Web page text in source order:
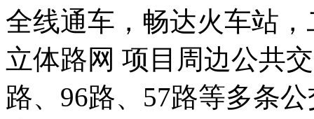
全线通车，畅达火车站
立体路网 项目周边公共
路、96路、57路等多条